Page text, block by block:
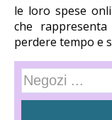
le loro spese
che
perdere tempo e